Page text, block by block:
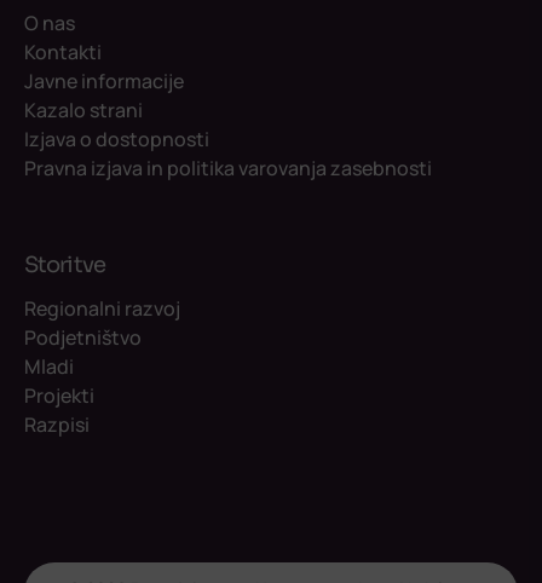
O nas
Kontakti
Javne informacije
Kazalo strani
Izjava o dostopnosti
Pravna izjava in politika varovanja zasebnosti
Storitve
Regionalni razvoj
Podjetništvo
Mladi
Projekti
Razpisi